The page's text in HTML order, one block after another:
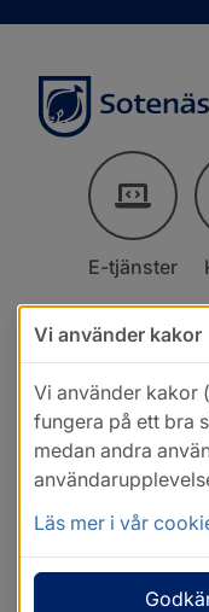
E-tjänster
Vi använder kakor
Vi använder kakor
fungera på ett bra
medan andra
Läs mer i vår